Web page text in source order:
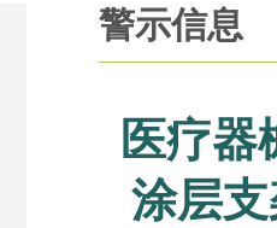
警示信息
医疗器
涂层